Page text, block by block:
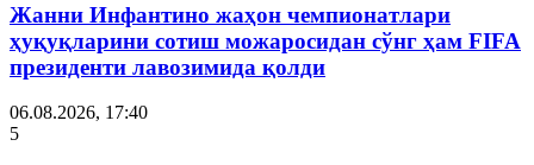
Жанни Инфантино жаҳон чемпионатлари
ҳуқуқларини сотиш можаросидан сўнг ҳам FIFA
президенти лавозимида қолди
06.08.2026, 17:40
5